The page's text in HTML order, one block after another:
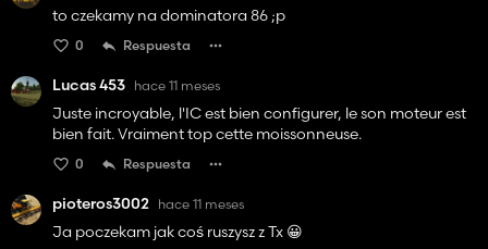
to czekamy na dominatora 86 ;p
0 Respuesta
Lucas 453 hace 11 meses
Juste incroyable, l'IC est bien configurer, le son moteur est
bien fait. Vraiment top cette moissonneuse.
0 Respuesta
pioteros3002 hace 11 meses
Ja poczekam jak coś ruszysz z Tx 😀